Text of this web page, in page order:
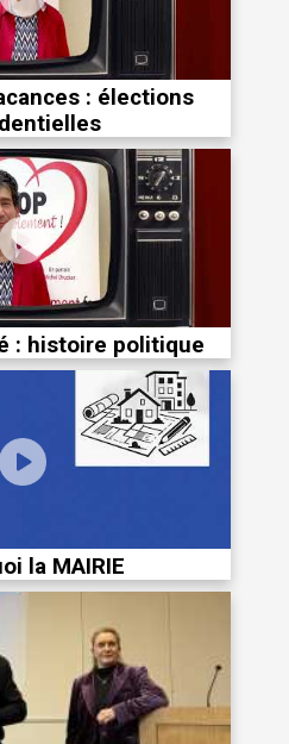
: élections
: histoire politique
la MAIRIE